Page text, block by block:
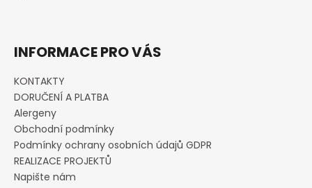
t
e
n
a
j
í
t
?
INFORMACE PRO VÁS
KONTAKTY
DORUČENÍ A PLATBA
Alergeny
Obchodní podmínky
Podmínky ochrany osobních údajů GDPR
REALIZACE PROJEKTŮ
Napište nám